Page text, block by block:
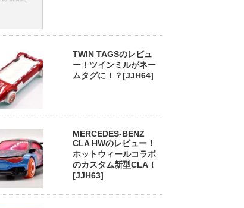
TWIN TAGSのレビュ
ー！ツインミルがネー
ムタグに！？[JJH64]
MERCEDES-BENZ
CLA HWのレビュー！
ホットウィールコラボ
のカスタム新型CLA！
[JJH63]